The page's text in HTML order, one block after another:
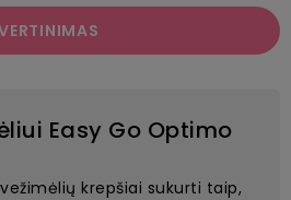
Easy Go Optimo
krepšiai sukurti taip,